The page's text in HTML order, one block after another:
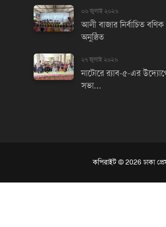
০৬ জুলাই ২০২৬
আলী বাজার নির্বাচিত
অনুষ্ঠিত
২৭ জুলাই ২০২৬
নাটোরে র‌্যাব-৫-এর
সভা...
কপিরাইট © 2026 ঢাকা